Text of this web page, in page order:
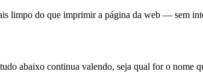
limpo do que imprimir a página da web — sem
abaixo continua valendo, seja qual for o nome